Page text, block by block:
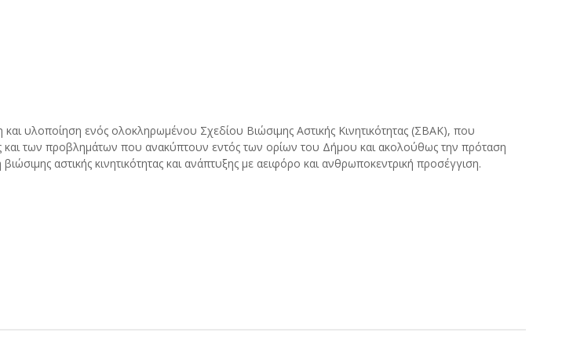
και υλοποίηση ενός ολοκληρωμένου Σχεδίου Βιώσιμης Αστικής Κινητικότητας (ΣΒΑΚ), που
και των προβλημάτων που ανακύπτουν εντός των ορίων του Δήμου και ακολούθως την πρόταση
αστικής κινητικότητας και ανάπτυξης με αειφόρο και ανθρωποκεντρική προσέγγιση.